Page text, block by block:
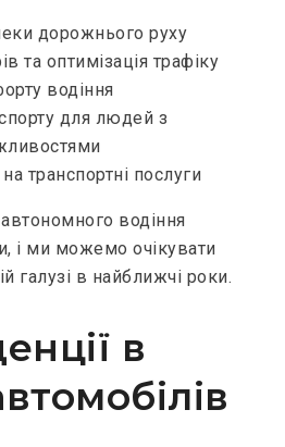
дорожнього руху
та оптимізація трафіку
водіння
для людей з
транспортні послуги
автономного водіння
і ми можемо очікувати
галузі в найближчі роки.
в